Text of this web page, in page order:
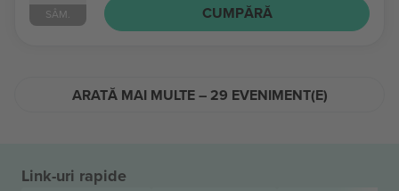
SÂM.
CUMPĂRĂ
ARATĂ MAI MULTE – 29 EVENIMENT(E)
Link-uri rapide